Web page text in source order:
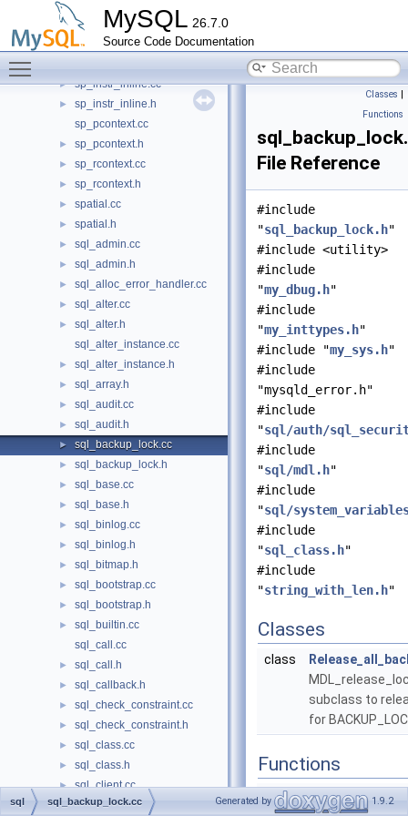
MySQL 26.7.0
Source Code Documentation
►
► sp_head.h
► sp_instr.cc
► sp_instr_inline.cc
►
sp_instr_inline.h
sp_pcontext.cc
► sp_pcontext.h
► sp_rcontext.cc
► sp_rcontext.h
► spatial.cc
► spatial.h
► sql_admin.cc
► sql_admin.h
► sql_alloc_error_handler.cc
► sql_alter.cc
►
sql_alter.h
sql_alter_instance.cc
► sql_alter_instance.h
► sql_array.h
► sql_audit.cc
► sql_audit.h
► sql_backup_lock.cc
► sql_backup_lock.h
► sql_base.cc
► sql_base.h
► sql_binlog.cc
► sql_binlog.h
► sql_bitmap.h
► sql_bootstrap.cc
► sql_bootstrap.h
►
sql_builtin.cc
sql_call.cc
► sql_call.h
► sql_callback.h
► sql_check_constraint.cc
► sql_check_constraint.h
► sql_class.cc
► sql_class.h
► sql_client.cc
► sql_cmd.h
Classes |
Functions
File Reference
#include
"sql_backup_lock.h"
#include <utility>
#include
"my_dbug.h"
#include
"my_inttypes.h"
#include "my_sys.h"
#include
"mysqld_error.h"
#include
"sql/auth/
#include
"sql/mdl.h"
#include
"sql/
#include
"sql_class.h"
#include
"string_with_len.h"
Classes
class
subclass to
for
Functions
static bool
sql sql_backup_lock.cc Generated by 1.9.2